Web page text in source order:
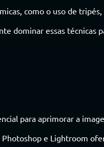
como o uso de
dominar essas técnicas
para aprimorar a
e Lightroom